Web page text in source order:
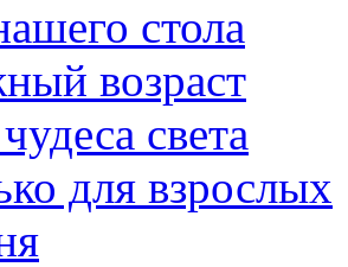
стола
возраст
света
для взрослых